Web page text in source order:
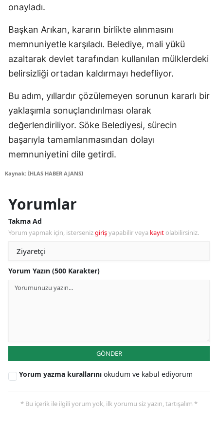
onayladı.
Başkan Arıkan, kararın birlikte alınmasını
memnuniyetle karşıladı. Belediye, mali yükü
azaltarak devlet tarafından kullanılan mülklerdeki
belirsizliği ortadan kaldırmayı hedefliyor.
Bu adım, yıllardır çözülemeyen sorunun kararlı bir
yaklaşımla sonuçlandırılması olarak
değerlendiriliyor. Söke Belediyesi, sürecin
başarıyla tamamlanmasından dolayı
memnuniyetini dile getirdi.
Kaynak: İHLAS HABER AJANSI
Yorumlar
Takma Ad
Yorum yapmak için, istersenizgirişyapabilir veya kayıt olabilirsiniz.
Yorum Yazın (500 Karakter)
GÖNDER
Yorum yazma kurallarını okudum ve kabul ediyorum
* Bu içerik ile ilgili yorum yok, ilk yorumu siz yazın, tartışalım *